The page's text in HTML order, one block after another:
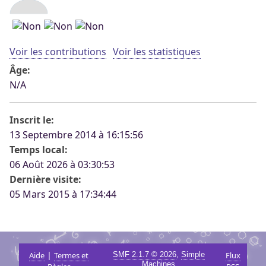
Voir les contributions Voir les statistiques
Âge:
N/A
Inscrit le:
13 Septembre 2014 à 16:15:56
Temps local:
06 Août 2026 à 03:30:53
Dernière visite:
05 Mars 2015 à 17:34:44
Aide |Termes et
SMF 2.1.7 © 2026, Simple
Machines
Flux